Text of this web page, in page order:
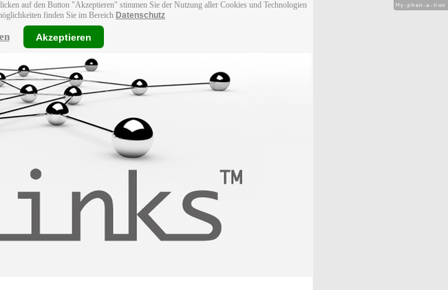
auf den Button "Akzeptieren" stimmen Sie der Nutzung aller Cookies und Technologien
finden Sie im Bereich Datenschutz
Akzeptieren
Hy-phen-a-tion